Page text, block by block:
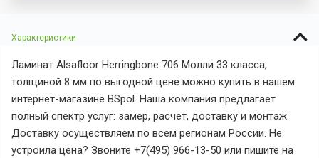
Характеристики
Ламинат Alsafloor Herringbone 706 Молли 33 класса,
толщиной 8 мм по выгодной цене можно купить в нашем
интернет-магазине BSpol. Наша компания предлагает
полный спектр услуг: замер, расчет, доставку и монтаж.
Доставку осуществляем по всем регионам России. Не
устроила цена? Звоните +7(495) 966-13-50 или пишите на